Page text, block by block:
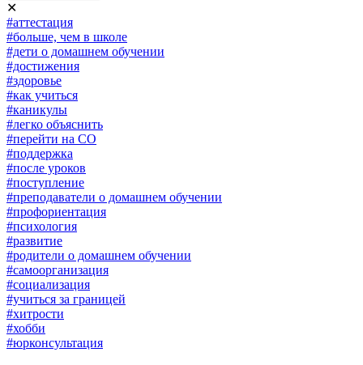
✕
#аттестация
#больше, чем в школе
#дети о домашнем обучении
#достижения
#здоровье
#как учиться
#каникулы
#легко объяснить
#перейти на СО
#поддержка
#после уроков
#поступление
#преподаватели о домашнем обучении
#профориентация
#психология
#развитие
#родители о домашнем обучении
#самоорганизация
#социализация
#учиться за границей
#хитрости
#хобби
#юрконсультация